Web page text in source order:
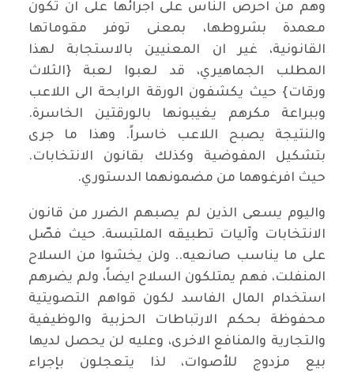
وهم من احرص الناس على اجرائها على ان تكون
معمدة بشروطها، بمعنى توفر مقوماتها
القانونية، غير ان المعنيين بالاستجابة لهذا
المطلب الجماهيري، قد لعبوا لعبة {الثلاث
ورقات} حيث يكشفون الورقة الرابحة الى اللاعب
وببراعة مكرهم يغيبونها بالورقتين الخاسرة.
والنتيجة يصبح اللاعب خاسراً. وهذا ما جرى
بتشكيل المفوضية وكذلك بقانون الانتخابات.
حيث افرغوهما من مضمونهما الدستوري.
واليوم يسعى الذين لم يصبهم الضرر من قانون
الانتخابات وآليات تطبيقه الملتبسة. حيث فصّل
على ما يناسب صانعيه.. ولن يخشوا من السلاح
المنفلت، فهم يمتلكون السلاح ايضاً، ولم يضرهم
استخدام المال الفاسد لكون قواهم التصويتية
محفوظة بحكم الارتباطات الحزبية والوظيفية
والتجارية والمنافع الاخرى، وعليه لن يحصل لديها
بيع مزدوج للأصوات، لذا يتعجلون بإجراء